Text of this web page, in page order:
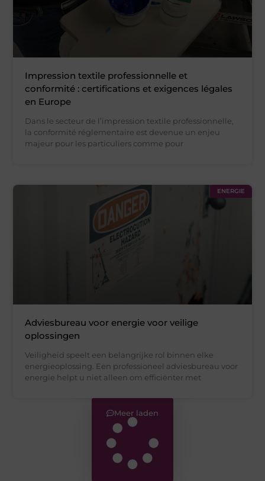
Impression textile professionnelle et
conformité : certifications et exigences légales
en Europe
Dans le secteur de l’impression textile professionnelle,
la conformité réglementaire est devenue un enjeu
majeur pour les particuliers comme pour
ENERGIE
Adviesbureau voor energie voor veilige
oplossingen
Veiligheid speelt een belangrijke rol binnen elke
energieoplossing. Een professioneel adviesbureau voor
energie helpt u niet alleen om efficiënter met
Meer laden